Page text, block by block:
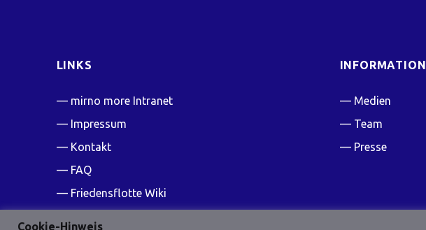
LINKS
mirno more Intranet
Impressum
Kontakt
FAQ
Friedensflotte Wiki
INFORMATION
Medien
Team
Presse
Cookie-Hinweis